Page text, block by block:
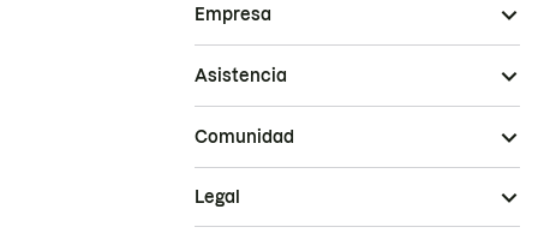
Empresa
Asistencia
Comunidad
Legal